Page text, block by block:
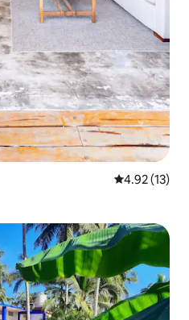
從 13 則評價
4.92 (13)